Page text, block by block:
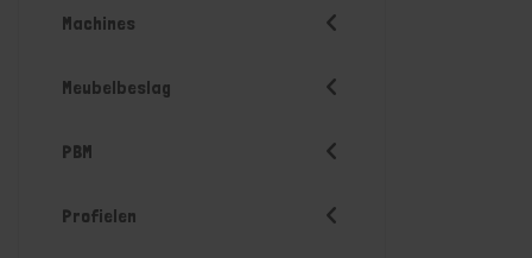
Machines
Meubelbeslag
PBM
Profielen